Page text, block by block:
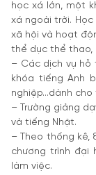
học xá lớn, một
xá ngoài trời.
xã hội và hoạt
thể dục thể thao,
– Các dịch vụ hỗ
khóa tiếng Anh
nghiệp…dành
– Trường giảng
và tiếng Nhật.
– Theo thống kê,
chương trình đại
làm việc.